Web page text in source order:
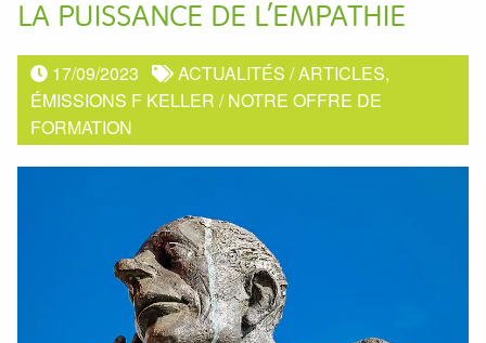
LA PUISSANCE DE L’EMPATHIE
17/09/2023 ACTUALITÉS /ARTICLES,
ÉMISSIONS F KELLER /NOTRE OFFRE DE
FORMATION